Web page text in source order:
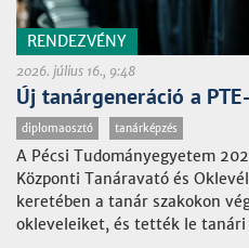
RENDEZVÉNY
2026. július 16., 9:48
Új tanárgeneráció a
diplomaosztó tanárképzés
A Pécsi Tudományegyetem
Központi Tanáravató és
keretében a tanár szakokon
okleveleiket, és tették le